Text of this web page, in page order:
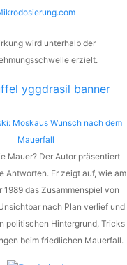
wird unterhalb der
erzielt.
Moskaus Wunsch nach dem
Mauerfall
Mauer? Der Autor präsentiert
Antworten. Er zeigt auf, wie am
1989 das Zusammenspiel von
nach Plan verlief und
politischen Hintergrund, Tricks
beim friedlichen Mauerfall.